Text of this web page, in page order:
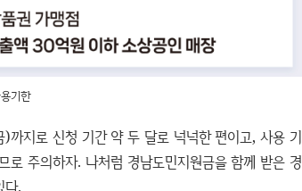
기한
지로 신청 기간 약 두 달로 넉넉한 편이고, 사용 기
주의하자. 나처럼 경남도민지원금을 함께 받은 경
다.